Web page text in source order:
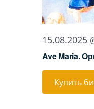
15.08.2025
Ave Maria.
Купить